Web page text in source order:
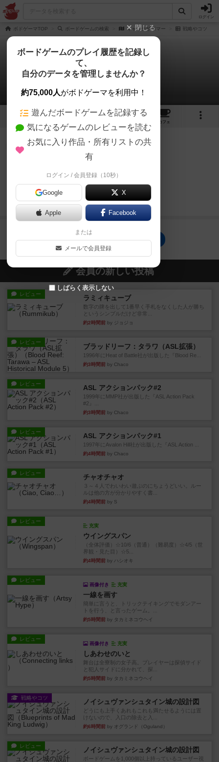
ログイン
ボドゲーマTOP ボードゲームの検索 キャッチザボマー 戦略やコツ
キャッチザボマー
1件の戦略やコツ
2 1
カフェ
468名
国王
アキ｜
THE
BOMBER』
キャッチザボマーのトップに戻る
会員の新しい投稿
レビュー ラミィキューブ
数字の牌を出して1番早く手札をなくした人が勝ち
というシンプルだけど非常...
約2時間前 by ジョジョ
レビュー
ブラッドリーフ：タラワ（ASL拡張）
1996年にHeat of Battle社が出版した『Blood Re...
約3時間前 by Chaco
レビュー ASL アクションパック#2
1999年にMMP社が出版した『ASL Action Pack
#2』...
約3時間前 by Chaco
レビュー ASL アクションパック#1
1997年にAvalon Hill社が出版した『ASL Action ...
約4時間前 by Chaco
レビュー チャオチャオ
３～４人でわいわい遊ぶのにちょうどいい。ルー
ルは他の方が分かりやすく書...
約4時間前 by S
レビュー
充実
ウイングスパン
（全体評価）☆10/6（普通）（難易度）☆4/5（世
界観・見た目）☆5...
約4時間前 by ハシオキ
レビュー
画像付き 充実
一線を画す
簡単に言うと、トリックテイキングでモダンアー
トを行う、と言ったゲーム。...
約5時間前 by タカミネコウヘイ
レビュー
画像付き 充実
しあわせのいと
舞台は全寮制の女子高。プレイヤーは探偵サイド
と犯人サイドに分かれて、探...
約5時間前 by タカミネコウヘイ
戦略やコツ ノイシュヴァンシュタイン城の設計図
どうにも上手くあれもこれも満たせるようには置
けないので、入口の除去と入...
約6時間前 by オグランド（Oguland）
レビュー ノイシュヴァンシュタイン城の設計図
ボードゲームを1,000個以上持っているユーザー視
閉じる
ボードゲームのプレイ履歴を記録し
て、
自分のデータを管理しませんか？
約75,000人がボドゲーマを利用中！
遊んだボードゲームを記録する
気になるゲームのレビューを読む
お気に入り作品・所有リストの共
有
ログイン / 会員登録（10秒）
Google X
Apple Facebook
または
メールで会員登録
しばらく表示しない